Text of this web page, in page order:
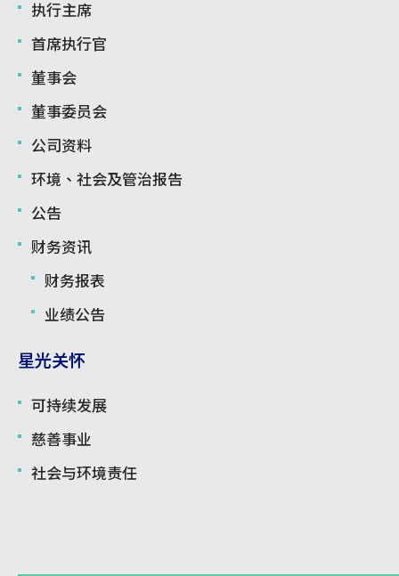
执行主席
首席执行官
董事会
董事委员会
公司资料
环境、社会及管治报告
公告
财务资讯
财务报表
业绩公告
星光关怀
可持续发展
慈善事业
社会与环境责任